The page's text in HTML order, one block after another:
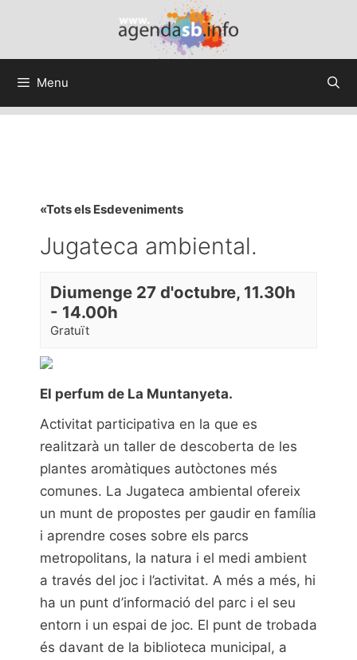
Menu
«Tots els Esdeveniments
Jugateca ambiental.
Diumenge 27 d'octubre, 11.30h
- 14.00h
Gratuït
El perfum de La Muntanyeta.
Activitat participativa en la que es
realitzarà un taller de descoberta de les
plantes aromàtiques autòctones més
comunes. La Jugateca ambiental ofereix
un munt de propostes per gaudir en família
i aprendre coses sobre els parcs
metropolitans, la natura i el medi ambient
a través del joc i l’activitat. A més a més, hi
ha un punt d’informació del parc i el seu
entorn i un espai de joc. El punt de trobada
és davant de la biblioteca municipal, a